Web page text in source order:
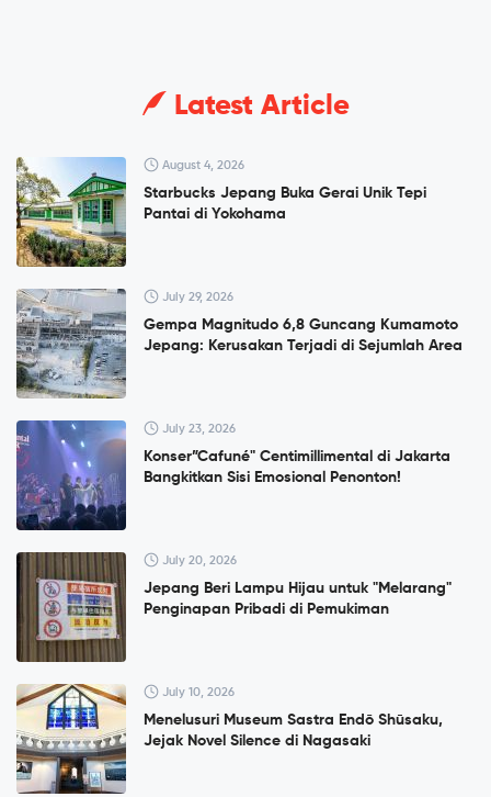
Latest Article
August 4, 2026
Starbucks Jepang Buka Gerai Unik Tepi
Pantai di Yokohama
July 29, 2026
Gempa Magnitudo 6,8 Guncang Kumamoto
Jepang: Kerusakan Terjadi di Sejumlah Area
July 23, 2026
Konser”Cafuné" Centimillimental di Jakarta
Bangkitkan Sisi Emosional Penonton!
July 20, 2026
Jepang Beri Lampu Hijau untuk "Melarang"
Penginapan Pribadi di Pemukiman
July 10, 2026
Menelusuri Museum Sastra Endō Shūsaku,
Jejak Novel Silence di Nagasaki